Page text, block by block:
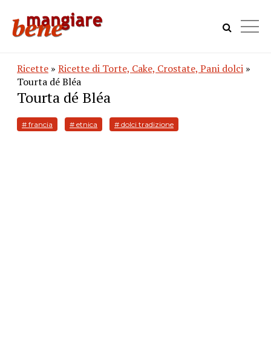
Ricette » Ricette di Torte, Cake, Crostate, Pani dolci »
Tourta dé Bléa
Tourta dé Bléa
# francia # etnica # dolci tradizione